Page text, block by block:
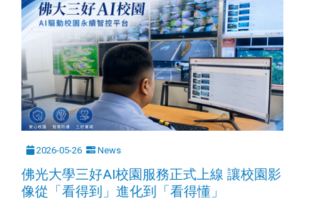
2026-05-26 News
佛光大學三好AI校園服務正式上線 讓校園影
像從「看得到」進化到「看得懂」